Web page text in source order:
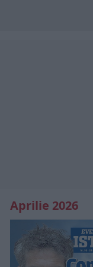
Aprilie 2026